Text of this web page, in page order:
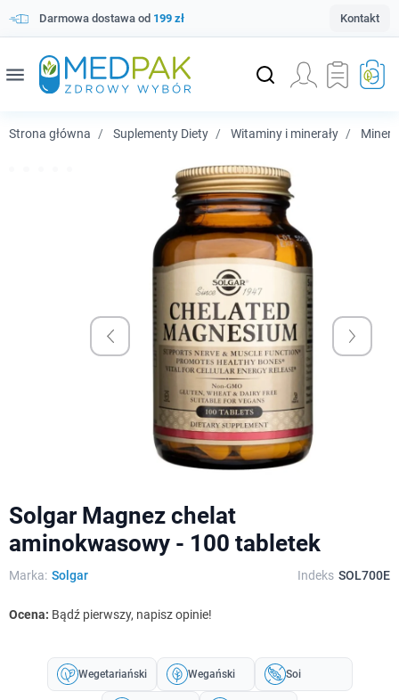
Darmowa dostawa od 199 zł Kontakt
menu
Strona główna Suplementy Diety Witaminy i minerały
Solgar Magnez chelat
aminokwasowy - 100 tabletek
Marka: Solgar Indeks SOL700E
Ocena: Bądź pierwszy, napisz opinie!
Wegetariański Wegański Soi